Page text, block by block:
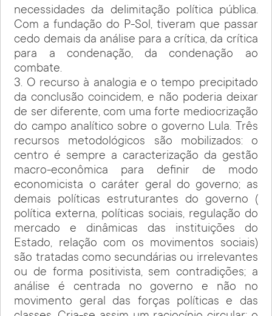
necessidades da delimitação política pública.
Com a fundação do P-Sol, tiveram que passar
cedo demais da análise para a crítica, da crítica
para a condenação, da condenação ao
combate.
3. O recurso à analogia e o tempo precipitado
da conclusão coincidem, e não poderia deixar
de ser diferente, com uma forte mediocrização
do campo analítico sobre o governo Lula. Três
recursos metodológicos são mobilizados: o
centro é sempre a caracterização da gestão
macro-econômica para definir de modo
economicista o caráter geral do governo; as
demais políticas estruturantes do governo (
política externa, políticas sociais, regulação do
mercado e dinâmicas das instituições do
Estado, relação com os movimentos sociais)
são tratadas como secundárias ou irrelevantes
ou de forma positivista, sem contradições; a
análise é centrada no governo e não no
movimento geral das forças políticas e das